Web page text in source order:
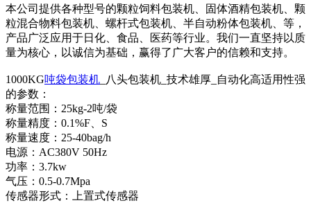
本公司提供各种型号的颗粒饲料包装机、固体酒精包装机、颗
粒混合物料包装机、螺杆式包装机、半自动粉体包装机、等，
产品广泛应用于日化、食品、医药等行业。我们一直坚持以质
量为核心，以诚信为基础，赢得了广大客户的信赖和支持。
1000KG吨袋包装机 _八头包装机_技术雄厚_自动化高适用性强
的参数：
称量范围：25kg-2吨/袋
称量精度：0.1%F、S
称量速度：25-40bag/h
电源：AC380V 50Hz
功率：3.7kw
气压：0.5-0.7Mpa
传感器形式：上置式传感器